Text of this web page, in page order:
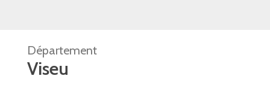
Département
Viseu